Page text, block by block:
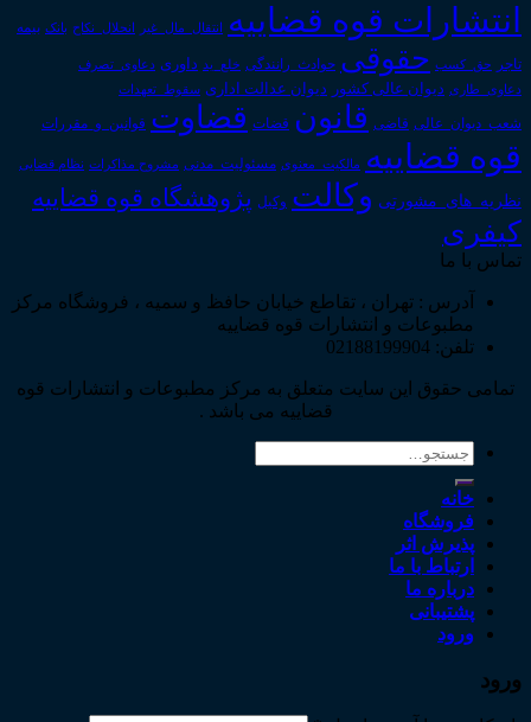
انتشارات قوه قضاییه انتقال_مال_غیر انحلال_نکاح بانک بیمه
تاجر حق_کسب حقوقی حوادث_رانندگی خلع_ید داوری دعاوی_تصرف
دعاوی_طاری دیوان عالی کشور دیوان عدالت اداری سقوط_تعهدات
شعب_دیوان_عالی قاضی قانون قضات قضاوت قوانین_و_مقررات
قوه قضاییه مالکیت_معنوی مسئولیت_مدنی مشروح مذاکرات نظام قضایی
نظریه_های_مشورتی وکالت وکیل پژوهشگاه قوه قضاییه
کیفری
تماس با ما
آدرس : تهران ، تقاطع خیابان حافظ و سمیه ، فروشگاه مرکز
مطبوعات و انتشارات قوه قضاییه
تلفن: 02188199904
تمامی حقوق این سایت متعلق به مرکز مطبوعات و انتشارات قوه
قضاییه می باشد .
جستجو
خانه
فروشگاه
پذیرش اثر
ارتباط با ما
درباره ما
پشتیبانی
ورود
ورود